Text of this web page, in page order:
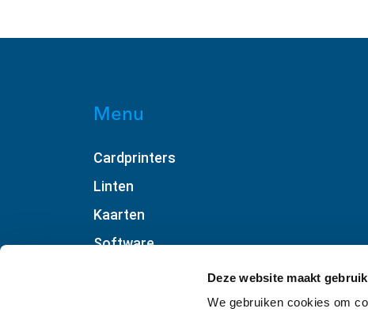
Deze website maakt
We gebruiken cookies om
Menu
Cardprinters
Linten
Kaarten
Software